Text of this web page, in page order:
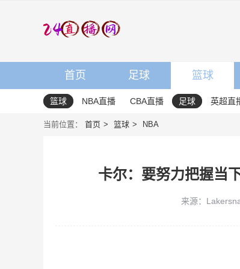
首页 足球 篮球
篮球 NBA直播 CBA直播 足球 英超直
当前位置： 首页 篮球 NBA
卡尔：要努力把握当
来源：